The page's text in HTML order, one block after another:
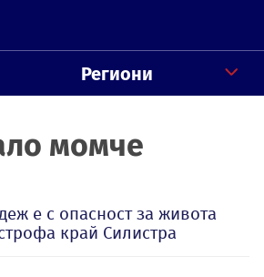
Региони
момче
е с опасност за живота
край Силистра